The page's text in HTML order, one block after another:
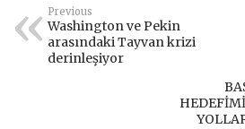
Previous
Washington ve Pekin
arasındaki Tayvan krizi
derinleşiyor